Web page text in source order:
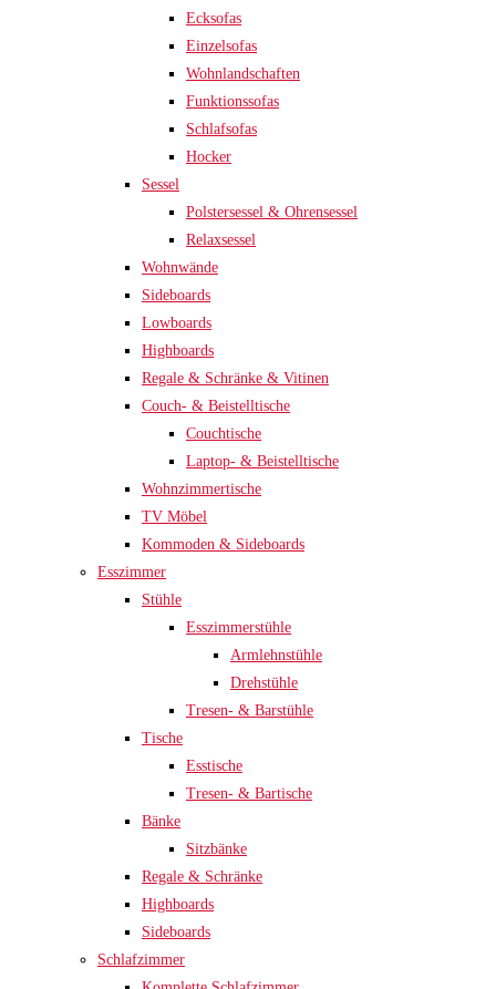
Ecksofas
Einzelsofas
Wohnlandschaften
Funktionssofas
Schlafsofas
Hocker
Sessel
Polstersessel & Ohrensessel
Relaxsessel
Wohnwände
Sideboards
Lowboards
Highboards
Regale & Schränke & Vitinen
Couch- & Beistelltische
Couchtische
Laptop- & Beistelltische
Wohnzimmertische
TV Möbel
Kommoden & Sideboards
Esszimmer
Stühle
Esszimmerstühle
Armlehnstühle
Drehstühle
Tresen- & Barstühle
Tische
Esstische
Tresen- & Bartische
Bänke
Sitzbänke
Regale & Schränke
Highboards
Sideboards
Schlafzimmer